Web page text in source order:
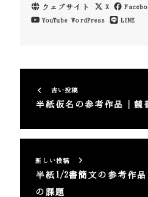
ウェブサイト X
YouTube WordPress LINE
古い投稿
半紙仮名の参考作品｜競
新しい投稿
半紙1/2書簡文の参考作品
の課題